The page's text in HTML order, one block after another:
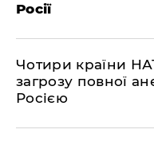
Росії
​Чотири країни
загрозу повної
Росією